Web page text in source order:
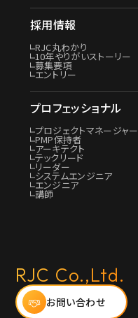
採用情報
RJC丸わかり
10年やりがいストーリー
募集要項
エントリー
プロフェッショナル
プロジェクトマネージャー
PMP保持者
アーキテクト
テックリード
リーダー
システムエンジニア
エンジニア
講師
RJC Co.,Ltd.
お問い合わせ